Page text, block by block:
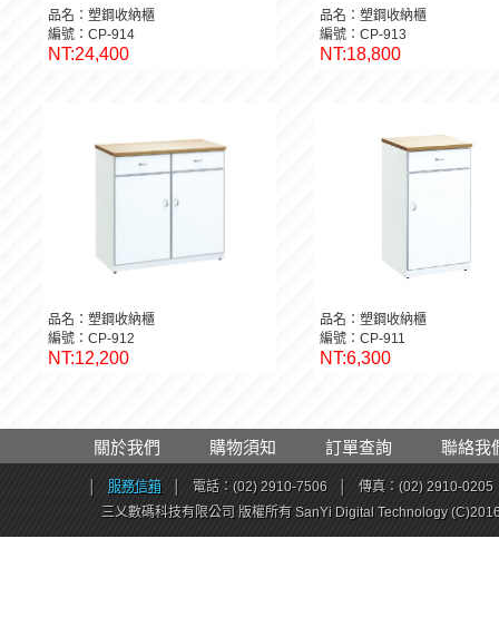
品名：塑鋼收納櫃
編號：CP-914
NT:24,400
品名：塑鋼收納櫃
編號：CP-913
NT:18,800
品名：塑鋼收納櫃
編號：CP-912
NT:12,200
品名：塑鋼收納櫃
編號：CP-911
NT:6,300
關於我們 購物須知 訂單查詢 聯絡我
服務信箱 電話：(02) 2910-7506
傳真：(02) 2910-0205
三乂數碼科技有限公司 版權所有 SanYi Digital Technology